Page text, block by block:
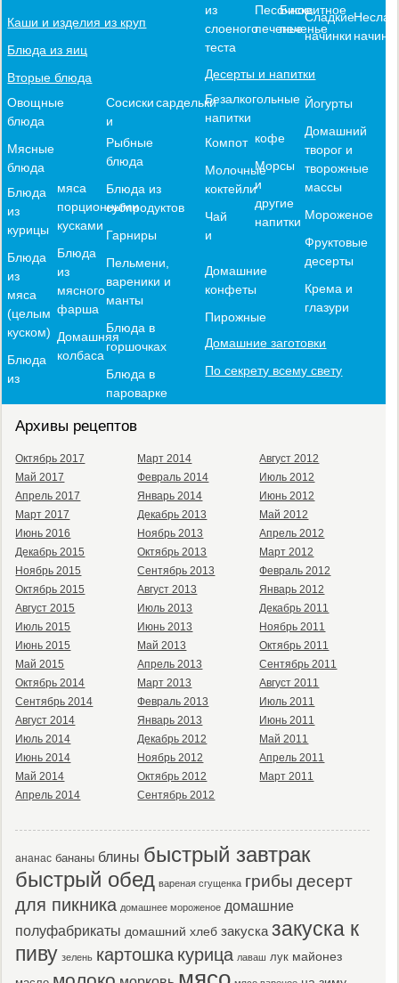
Каши и изделия из круп
Блюда из яиц
Вторые блюда
Овощные
блюда
Мясные
блюда
Блюда
из
курицы
Блюда
из
мяса
(целым
куском)
Блюда
из
мяса
порционными
кусками
Блюда
из
мясного
фарша
Домашняя
колбаса
Сосиски
и
сардельки
Рыбные
блюда
Блюда из
субпродуктов
Гарниры
Пельмени,
вареники и
манты
Блюда в
горшочках
Блюда в
пароварке
из
слоеного
теста
Песочное
печенье
Бисквитное
печенье
Сладкие
начинки
Десерты и напитки
Безалкогольные
напитки
Компот
Молочные
коктейли
Чай
и
кофе
Морсы
и
другие
напитки
Домашние
конфеты
Пирожные
Йогурты
Домашний
творог и
творожные
массы
Мороженое
Фруктовые
десерты
Крема и
глазури
Домашние заготовки
По секрету всему свету
Архивы рецептов
Октябрь 2017
Май 2017
Апрель 2017
Март 2017
Июнь 2016
Декабрь 2015
Ноябрь 2015
Октябрь 2015
Август 2015
Июль 2015
Июнь 2015
Май 2015
Октябрь 2014
Сентябрь 2014
Август 2014
Июль 2014
Июнь 2014
Май 2014
Апрель 2014
Март 2014
Февраль 2014
Январь 2014
Декабрь 2013
Ноябрь 2013
Октябрь 2013
Сентябрь 2013
Август 2013
Июль 2013
Июнь 2013
Май 2013
Апрель 2013
Март 2013
Февраль 2013
Январь 2013
Декабрь 2012
Ноябрь 2012
Октябрь 2012
Сентябрь 2012
Август 2012
Июль 2012
Июнь 2012
Май 2012
Апрель 2012
Март 2012
Февраль 2012
Январь 2012
Декабрь 2011
Ноябрь 2011
Октябрь 2011
Сентябрь 2011
Август 2011
Июль 2011
Июнь 2011
Май 2011
Апрель 2011
Март 2011
ананас бананы блины быстрый завтрак
быстрый обед вареная сгущенка грибы десерт
для пикника домашнее мороженое домашние
полуфабрикаты домашний хлеб закуска закуска к
пиву зелень картошка курица лаваш лук майонез